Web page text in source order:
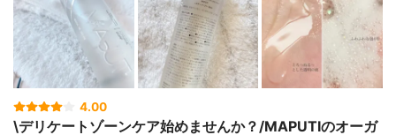
4.00
\デリケートゾーンケア始めませんか？/MAPUTIのオーガ